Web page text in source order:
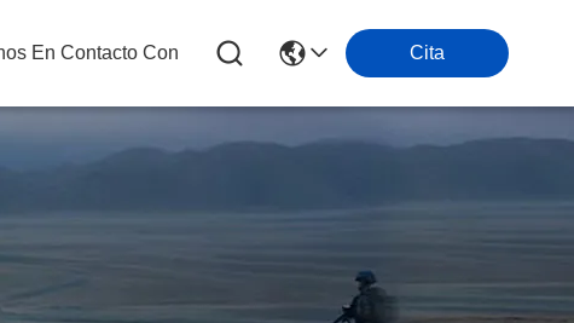
En Contacto Con Cita